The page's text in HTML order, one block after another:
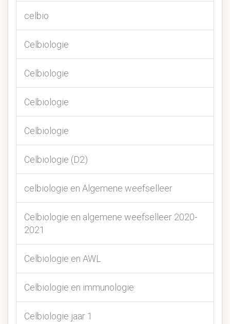
celbio
Celbiologie
Celbiologie
Celbiologie
Celbiologie
Celbiologie (D2)
celbiologie en Algemene weefselleer
Celbiologie en algemene weefselleer 2020-
2021
Celbiologie en AWL
Celbiologie en immunologie
Celbiologie jaar 1